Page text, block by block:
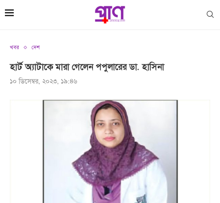
খবর দেশ
হার্ট অ্যাটাকে মারা গেলেন পপুলারের ডা. হাসিনা
১০ ডিসেম্বর, ২০২৩, ১৯:৪৬